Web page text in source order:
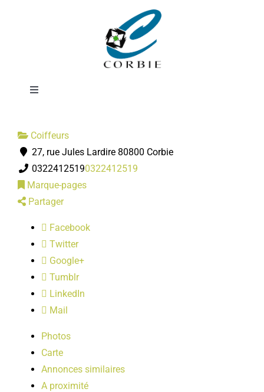
Toggle
DÉMARCHES ADMINISTRATIVES
SERVICES MUNICIPAUX
PRATIQUE
LOISIRS
PUBLICATIONS
Studio 22
Femmes
Coiffeurs
27, rue Jules Lardire 80800 Corbie
03224125190322412519
Marque-pages
Partager
Facebook
Twitter
Google+
Tumblr
LinkedIn
Mail
Photos
Carte
Annonces similaires
A proximité